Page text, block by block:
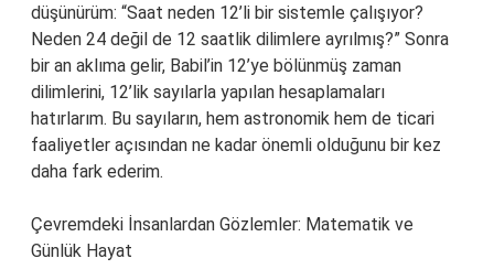
düşünürüm: “Saat neden 12’li bir sistemle çalışıyor?
Neden 24 değil de 12 saatlik dilimlere ayrılmış?” Sonra
bir an aklıma gelir, Babil’in 12’ye bölünmüş zaman
dilimlerini, 12’lik sayılarla yapılan hesaplamaları
hatırlarım. Bu sayıların, hem astronomik hem de ticari
faaliyetler açısından ne kadar önemli olduğunu bir kez
daha fark ederim.
Çevremdeki İnsanlardan Gözlemler: Matematik ve
Günlük Hayat